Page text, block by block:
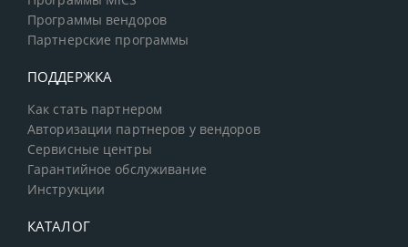
Программы вендоров
Партнерские программы
ПОДДЕРЖКА
Как стать партнером
Авторизации партнеров у вендоров
Сервисные центры
Гарантийное обслуживание
Инструкции
КАТАЛОГ